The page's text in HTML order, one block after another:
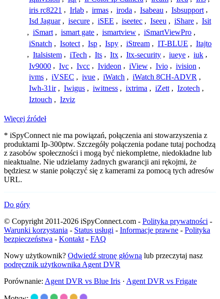
iris rc8221 , Irlab , irmas , iroda , Isabeau , Isbsupport ,
Isd Jaguar , isecure , iSEE , iseetec , Iseeu , iShare , Isit
, iSmart , ismart gate , ismartview , iSmartViewPro ,
iSnatch , Isotect , Isp , Ispy , iStream , IT-BLUE , Itajto
, Italsistem , iTech , Its , Itx , Itx-security , iueye , iuk ,
Iv9000 , Ivc , Ivcc , Ivideon , iView , Ivio , ivision ,
ivms , iVSEC , ivue , iWatch , iWatch 8CH-ADVR ,
Iwh-31ir , Iwigus , iwitness , ixtrima , iZett , Izotech ,
Iztouch , Izviz
Więcej źródeł
* iSpyConnect nie ma powiązań, połączenia ani stowarzyszenia z
produktami Ip-300ptw. Szczegóły połączenia podane tutaj pochodzą
z zasobów społeczności i mogą być niekompletne, niedokładne lub
nieaktualne. Nie udzielamy żadnych gwarancji ani rękojmi, że
będziesz w stanie połączyć się z kamerami za pomocą tych adresów
URL.
Do góry
© Copyright 2011-2026 iSpyConnect.com - Polityka prywatności -
Warunki korzystania - Status usługi - Informacje prawne - Polityka
bezpieczeństwa - Kontakt - FAQ
Nowy użytkownik? Odwiedź stronę główną lub przeczytaj nasz
podręcznik użytkownika Agent DVR
Porównanie: Agent DVR vs Blue Iris · Agent DVR vs Frigate